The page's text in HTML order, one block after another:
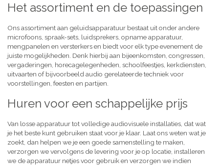
Het assortiment en de toepassingen
Ons assortiment aan geluidsapparatuur bestaat uit onder andere
microfoons, spraak-sets, luidsprekers, opname apparatuur,
mengpanelen en versterkers en biedt voor elk type evenement de
juiste mogelijkheden. Denk hierbij aan bijeenkomsten, congressen,
vergaderingen, horecagelegenheden, schoolfeestjes, kerkdiensten,
uitvaarten of bijvoorbeeld audio gerelateerde techniek voor
voorstellingen, feesten en partijen.
Huren voor een schappelijke prijs
Van losse apparatuur tot volledige audiovisuele installaties, dat wat
je het beste kunt gebruiken staat voor je klaar. Laat ons weten wat je
zoekt, dan helpen we je een goede samenstelling te maken,
verzorgen we vervolgens de levering voor je op locatie, installeren
we de apparatuur netjes voor gebruik en verzorgen we indien